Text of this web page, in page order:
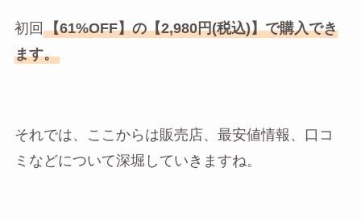
初回 【61%OFF】の【2,980円(税込)】で購入でき
ます。
それでは、ここからは販売店、最安値情報、口コ
ミなどについて深堀していきますね。